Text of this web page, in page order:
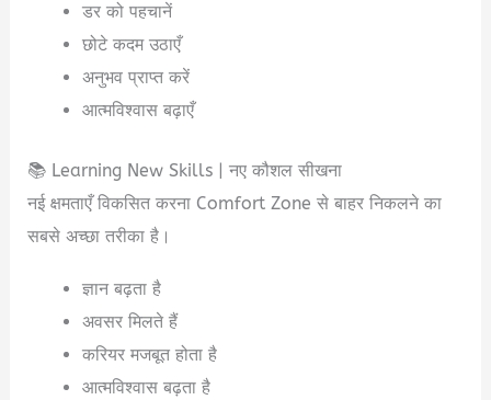
डर को पहचानें
छोटे कदम उठाएँ
अनुभव प्राप्त करें
आत्मविश्वास बढ़ाएँ
📚 Learning New Skills | नए कौशल सीखना
नई क्षमताएँ विकसित करना Comfort Zone से बाहर निकलने का
सबसे अच्छा तरीका है।
ज्ञान बढ़ता है
अवसर मिलते हैं
करियर मजबूत होता है
आत्मविश्वास बढ़ता है